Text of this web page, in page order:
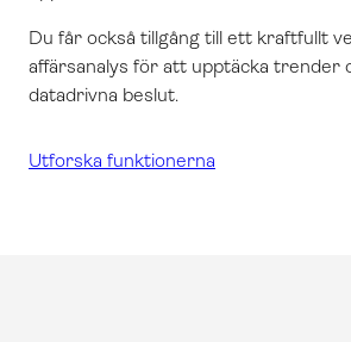
Du får också tillgång till ett kraftfullt
affärsanalys för att upptäcka trender
datadrivna beslut.
Utforska funktionerna